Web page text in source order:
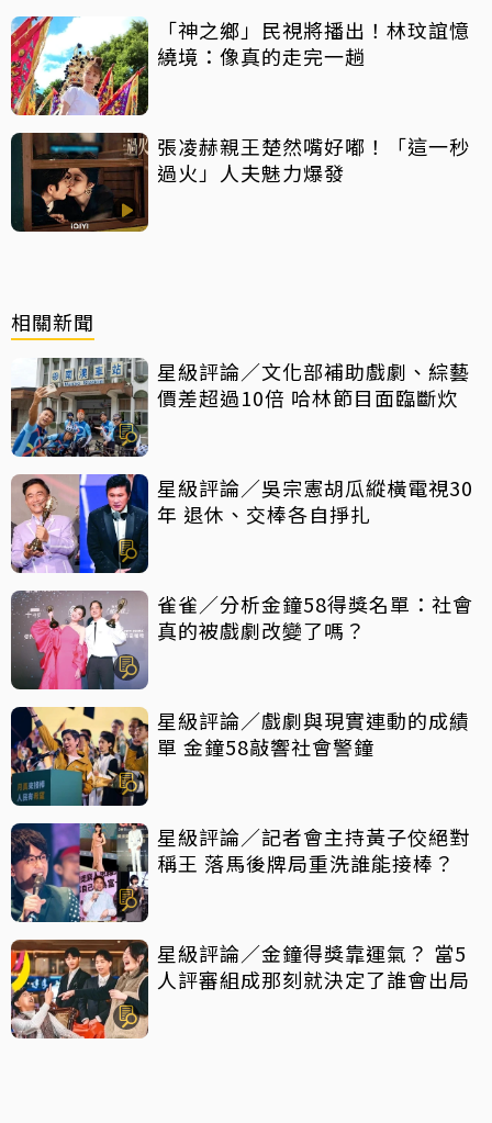
「神之鄉」民視將播出！林玟誼憶
繞境：像真的走完一趟
張凌赫親王楚然嘴好嘟！「這一秒
過火」人夫魅力爆發
相關新聞
星級評論／文化部補助戲劇、綜藝
價差超過10倍 哈林節目面臨斷炊
星級評論／吳宗憲胡瓜縱橫電視30
年 退休、交棒各自掙扎
雀雀／分析金鐘58得獎名單：社會
真的被戲劇改變了嗎？
星級評論／戲劇與現實連動的成績
單 金鐘58敲響社會警鐘
星級評論／記者會主持黃子佼絕對
稱王 落馬後牌局重洗誰能接棒？
星級評論／金鐘得獎靠運氣？ 當5
人評審組成那刻就決定了誰會出局